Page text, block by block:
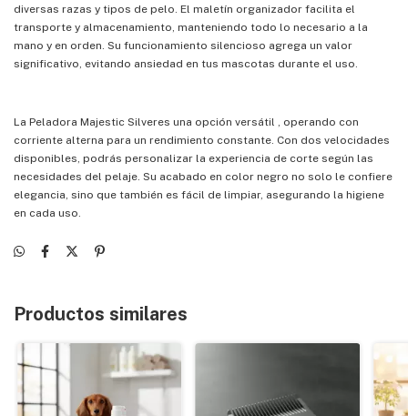
diversas razas y tipos de pelo. El maletín organizador facilita el
transporte y almacenamiento, manteniendo todo lo necesario a la
mano y en orden. Su funcionamiento silencioso agrega un valor
significativo, evitando ansiedad en tus mascotas durante el uso.
La Peladora Majestic Silveres una opción versátil , operando con
corriente alterna para un rendimiento constante. Con dos velocidades
disponibles, podrás personalizar la experiencia de corte según las
necesidades del pelaje. Su acabado en color negro no solo le confiere
elegancia, sino que también es fácil de limpiar, asegurando la higiene
en cada uso.
Productos similares